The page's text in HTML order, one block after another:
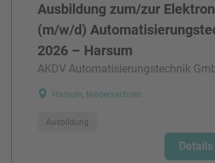
Ausbildung zum/zur
(m/w/d)
2026 – Harsum
AKDV Automatisierungstechnik
Harsum, Niedersachsen
Ausbildung